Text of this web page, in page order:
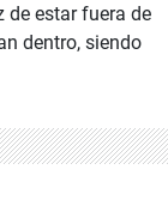
de estar fuera de
dentro, siendo